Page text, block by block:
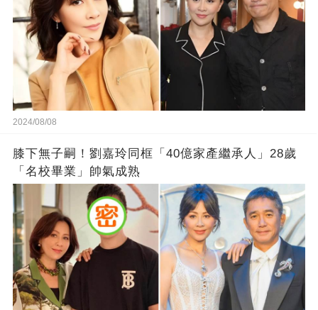
2024/08/08
膝下無子嗣！劉嘉玲同框「40億家產繼承人」28歲
「名校畢業」帥氣成熟